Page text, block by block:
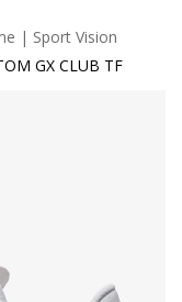
| Sport Vision
GX CLUB TF